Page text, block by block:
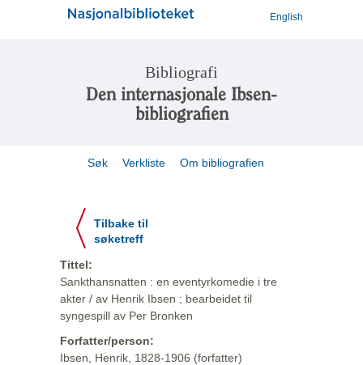
English
Bibliografi
Den internasjonale Ibsen-
bibliografien
Søk Verkliste Om bibliografien
Tilbake til
søketreff
Tittel:
Sankthansnatten : en eventyrkomedie i tre
akter / av Henrik Ibsen ; bearbeidet til
syngespill av Per Bronken
Forfatter/person:
Ibsen, Henrik, 1828-1906 (forfatter)